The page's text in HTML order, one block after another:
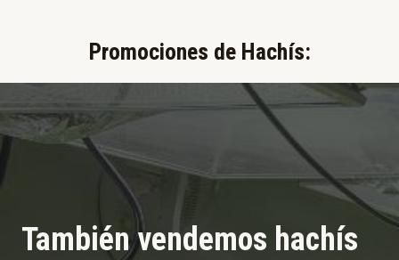
Promociones de Hachís:​
También vendemos hachís